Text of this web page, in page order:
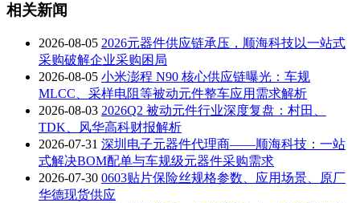
相关新闻
2026-08-05 2026元器件供应链承压，顺海科技以一站式
采购破解企业采购困局
2026-08-05 小米澎程 N90 核心供应链曝光：车规
MLCC、采样电阻等被动元件整车应用需求解析
2026-08-03 2026Q2 被动元件行业深度复盘：村田、
TDK、风华高科财报解析
2026-07-31 深圳电子元器件代理商——顺海科技：一站
式解决BOM配单与车规级元器件采购需求
2026-07-30 0603贴片保险丝规格参数、应用场景、原厂
华德现货供应